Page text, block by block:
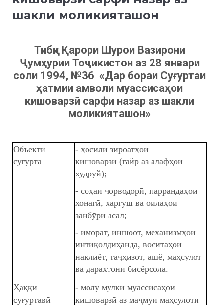
шакли моликияташон
Тибқи Қарори Шурои Вазирони
Ҷумҳурии Тоҷикистон аз 28 январи
соли 1994, №36 «Дар бораи Суғуртаи
ҳатмии амволи муассисаҳои
кишоварзӣ сарфи назар аз шакли
моликияташон»
Объекти
суғурта
- ҳосили зироатҳои
кишоварзӣ (ғайр аз алафҳои
худрӯй);
- соҳаи чорводорӣ, паррандаҳои
хонагӣ, харгӯш ва оилаҳои
занбӯри асал;
- иморат, иншоот, механизмҳои
интиқолдиҳанда, воситаҳои
нақлиёт, таҷҳизот, ашё, маҳсулот
ва дарахтони бисёрсола.
Ҳаққи
суғуртавӣ
- молу мулки муассисаҳои
кишоварзӣ аз маҷмуи маҳсулоти